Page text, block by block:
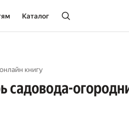
Каталог
книгу
садовода-